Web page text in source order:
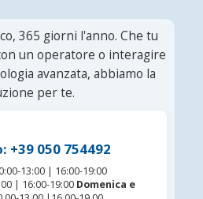
365 giorni l'anno. Che tu
un operatore o interagire
avanzata, abbiamo la
per te.
+39 050 754492
13:00 | 16:00-19:00
| 16:00-19:00 Domenica e